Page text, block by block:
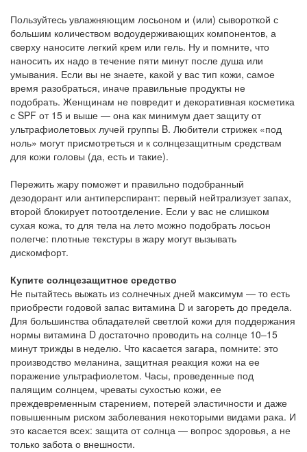
Пользуйтесь увлажняющим лосьоном и (или) сывороткой с
большим количеством водоудерживающих компонентов, а
сверху наносите легкий крем или гель. Ну и помните, что
наносить их надо в течение пяти минут после душа или
умывания. Если вы не знаете, какой у вас тип кожи, самое
время разобраться, иначе правильные продукты не
подобрать. Женщинам не повредит и декоративная косметика
с SPF от 15 и выше — она как минимум дает защиту от
ультрафиолетовых лучей группы B. Любители стрижек «под
ноль» могут присмотреться и к солнцезащитным средствам
для кожи головы (да, есть и такие).
Пережить жару поможет и правильно подобранный
дезодорант или антиперспирант: первый нейтрализует запах,
второй блокирует потоотделение. Если у вас не слишком
сухая кожа, то для тела на лето можно подобрать лосьон
полегче: плотные текстуры в жару могут вызывать
дискомфорт.
Купите солнцезащитное средство
Не пытайтесь выжать из солнечных дней максимум — то есть
приобрести годовой запас витамина D и загореть до предела.
Для большинства обладателей светлой кожи для поддержания
нормы витаминa D достаточно проводить на солнце 10–15
минут трижды в неделю. Что касается загара, помните: это
производство меланина, защитная реакция кожи на ее
поражение ультрафиолетом. Часы, проведенные под
палящим солнцем, чреваты сухостью кожи, ее
преждевременным старением, потерей эластичности и даже
повышенным риском заболевания некоторыми видами рака. И
это касается всех: защита от солнца — вопрос здоровья, а не
только забота о внешности.